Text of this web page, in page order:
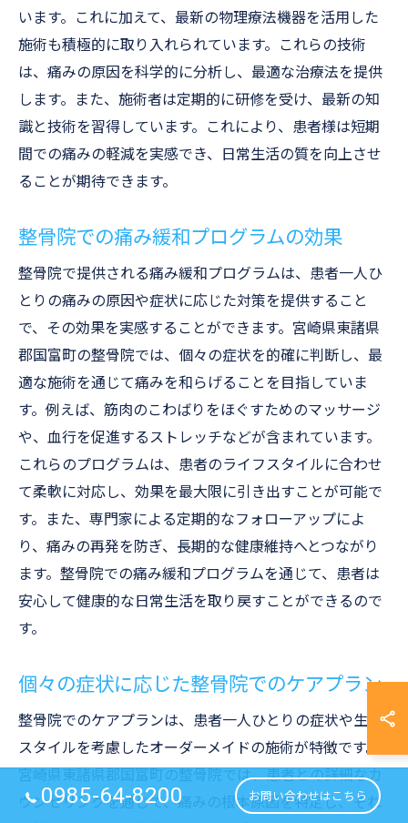
います。これに加えて、最新の物理療法機器を活用した
施術も積極的に取り入れられています。これらの技術
は、痛みの原因を科学的に分析し、最適な治療法を提供
します。また、施術者は定期的に研修を受け、最新の知
識と技術を習得しています。これにより、患者様は短期
間での痛みの軽減を実感でき、日常生活の質を向上させ
ることが期待できます。
整骨院での痛み緩和プログラムの効果
整骨院で提供される痛み緩和プログラムは、患者一人ひ
とりの痛みの原因や症状に応じた対策を提供すること
で、その効果を実感することができます。宮崎県東諸県
郡国富町の整骨院では、個々の症状を的確に判断し、最
適な施術を通じて痛みを和らげることを目指していま
す。例えば、筋肉のこわばりをほぐすためのマッサージ
や、血行を促進するストレッチなどが含まれています。
これらのプログラムは、患者のライフスタイルに合わせ
て柔軟に対応し、効果を最大限に引き出すことが可能で
す。また、専門家による定期的なフォローアップによ
り、痛みの再発を防ぎ、長期的な健康維持へとつながり
ます。整骨院での痛み緩和プログラムを通じて、患者は
安心して健康的な日常生活を取り戻すことができるので
す。
個々の症状に応じた整骨院でのケアプラン
整骨院でのケアプランは、患者一人ひとりの症状や生活
スタイルを考慮したオーダーメイドの施術が特徴です。
宮崎県東諸県郡国富町の整骨院では、患者との詳細なカ
ウンセリングを通じて、痛みの根本原因を特定し、それ
0985-64-8200 お問い合わせはこちら